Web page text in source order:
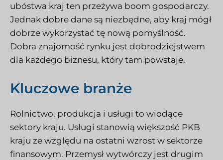
ubóstwa kraj ten przeżywa boom gospodarczy.
Jednak dobre dane są niezbędne, aby kraj mógł
dobrze wykorzystać tę nową pomyślność.
Dobra znajomość rynku jest dobrodziejstwem
dla każdego biznesu, który tam powstaje.
Kluczowe branże
Rolnictwo, produkcja i usługi to wiodące
sektory kraju. Usługi stanowią większość PKB
kraju ze względu na ostatni wzrost w sektorze
finansowym. Przemysł wytwórczy jest drugim